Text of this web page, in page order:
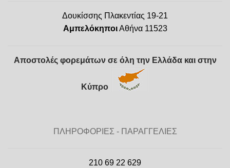
Δουκίσσης Πλακεντίας 19-21
ΑμπελόκηποιΑθήνα 11523
Αποστολές φορεμάτων σε όλη την Ελλάδα και στην
Κύπρο
ΠΛΗΡΟΦΟΡΙΕΣ - ΠΑΡΑΓΓΕΛΙΕΣ
210 69 22 629